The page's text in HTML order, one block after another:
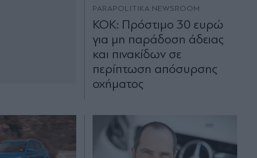
PARAPOLITIKA NEWSROOM
ΚΟΚ: Πρόστιμο 30 ευρώ
για μη παράδοση άδειας
και πινακίδων σε
περίπτωση απόσυρσης
οχήματος